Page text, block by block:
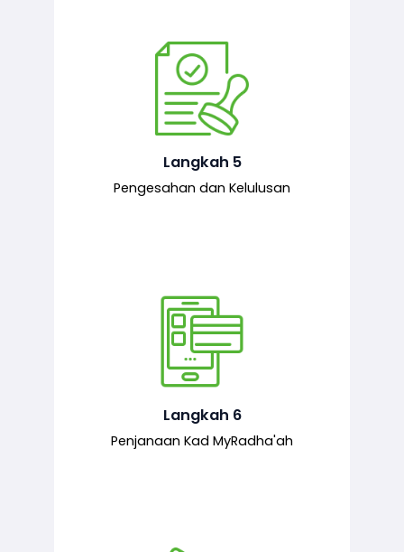
Langkah 5
Pengesahan dan Kelulusan
Pegawai pelulus menilai permohonan
dan memberi pengesahan serta
kelulusan akhir sekiranya semuanya
mematuhi syarat ditetapkan.
Langkah 6
Penjanaan Kad MyRadha'ah
Setelah permohonan diluluskan, kad
MyRadha’ah akan dijana.